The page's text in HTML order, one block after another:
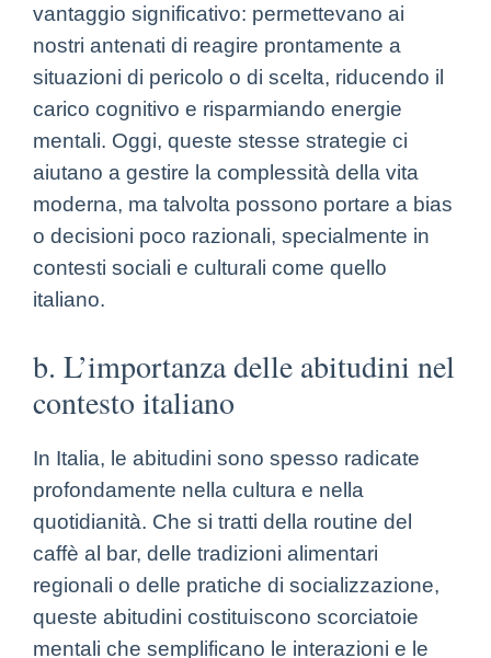
vantaggio significativo: permettevano ai
nostri antenati di reagire prontamente a
situazioni di pericolo o di scelta, riducendo il
carico cognitivo e risparmiando energie
mentali. Oggi, queste stesse strategie ci
aiutano a gestire la complessità della vita
moderna, ma talvolta possono portare a bias
o decisioni poco razionali, specialmente in
contesti sociali e culturali come quello
italiano.
b. L’importanza delle abitudini nel
contesto italiano
In Italia, le abitudini sono spesso radicate
profondamente nella cultura e nella
quotidianità. Che si tratti della routine del
caffè al bar, delle tradizioni alimentari
regionali o delle pratiche di socializzazione,
queste abitudini costituiscono scorciatoie
mentali che semplificano le interazioni e le